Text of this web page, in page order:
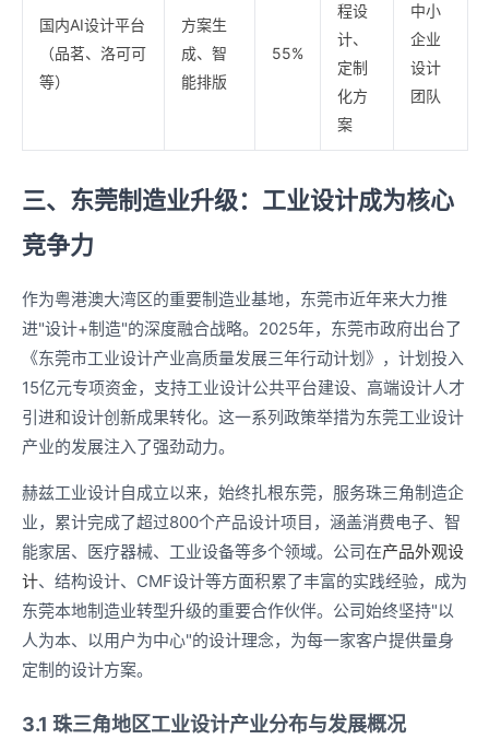
国内AI设计平台
（品茗、洛可可
等）
方案生
成、智
能排版
55%
程设
计、
定制
化方
案
中小
企业
设计
团队
三、东莞制造业升级：工业设计成为核心
竞争力
作为粤港澳大湾区的重要制造业基地，东莞市近年来大力推
进"设计+制造"的深度融合战略。2025年，东莞市政府出台了
《东莞市工业设计产业高质量发展三年行动计划》，计划投入
15亿元专项资金，支持工业设计公共平台建设、高端设计人才
引进和设计创新成果转化。这一系列政策举措为东莞工业设计
产业的发展注入了强劲动力。
赫兹工业设计自成立以来，始终扎根东莞，服务珠三角制造企
业，累计完成了超过800个产品设计项目，涵盖消费电子、智
能家居、医疗器械、工业设备等多个领域。公司在产品外观设
计、结构设计、CMF设计等方面积累了丰富的实践经验，成为
东莞本地制造业转型升级的重要合作伙伴。公司始终坚持"以
人为本、以用户为中心"的设计理念，为每一家客户提供量身
定制的设计方案。
3.1 珠三角地区工业设计产业分布与发展概况